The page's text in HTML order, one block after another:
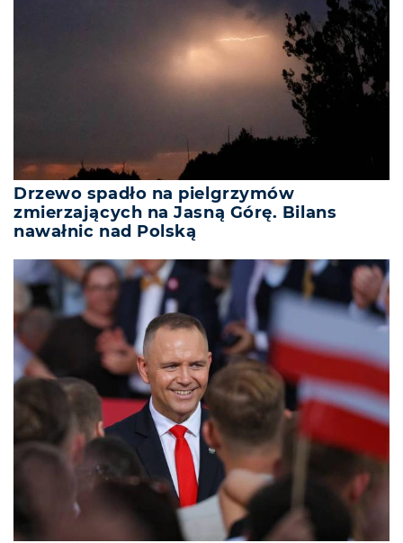
Drzewo spadło na pielgrzymów
zmierzających na Jasną Górę. Bilans
nawałnic nad Polską